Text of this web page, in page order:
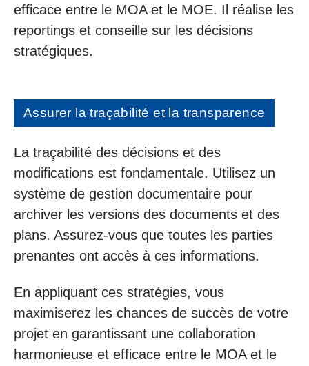
efficace entre le MOA et le MOE. Il réalise les
reportings et conseille sur les décisions
stratégiques.
Assurer la traçabilité et la transparence
La traçabilité des décisions et des
modifications est fondamentale. Utilisez un
système de gestion documentaire pour
archiver les versions des documents et des
plans. Assurez-vous que toutes les parties
prenantes ont accès à ces informations.
En appliquant ces stratégies, vous
maximiserez les chances de succès de votre
projet en garantissant une collaboration
harmonieuse et efficace entre le MOA et le